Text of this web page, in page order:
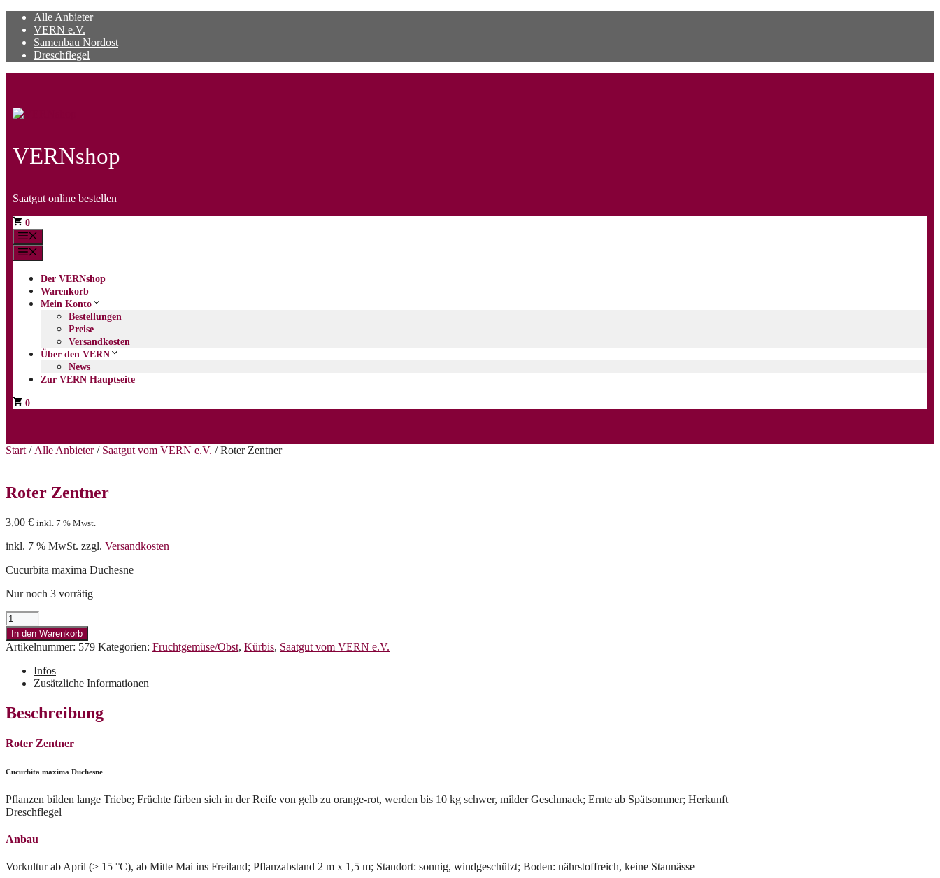
Zum
Inhalt
springen
Alle Anbieter
VERN e.V.
Samenbau Nordost
Dreschflegel
VERNshop
Saatgut online bestellen
0
Der VERNshop
Warenkorb
Mein Konto
Bestellungen
Preise
Versandkosten
Über den VERN
News
Zur VERN Hauptseite
0
Start / Alle Anbieter/ Saatgut vom VERN e.V. / Roter Zentner
Roter Zentner
3,00 € inkl. 7 % Mwst.
inkl. 7 % MwSt. zzgl. Versandkosten
Cucurbita maxima Duchesne
Nur noch 3 vorrätig
Roter
Zentner
Menge
In den Warenkorb
Artikelnummer: 579 Kategorien: Fruchtgemüse/Obst, Kürbis, Saatgut vom VERN e.V.
Infos
Zusätzliche Informationen
Beschreibung
Roter Zentner
Cucurbita maxima Duchesne
Pflanzen bilden lange Triebe; Früchte färben sich in der Reife von gelb zu orange-rot, werden bis 10 kg schwer, milder Geschmack; Ernte ab Spätsommer; Herkunft
Dreschflegel
Anbau
Vorkultur ab April (> 15 °C), ab Mitte Mai ins Freiland; Pflanzabstand 2 m x 1,5 m; Standort: sonnig, windgeschützt; Boden: nährstoffreich, keine Staunässe